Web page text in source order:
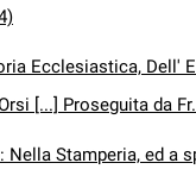
Ecclesiastica, Dell'
[...] Proseguita da
Nella Stamperia, ed a